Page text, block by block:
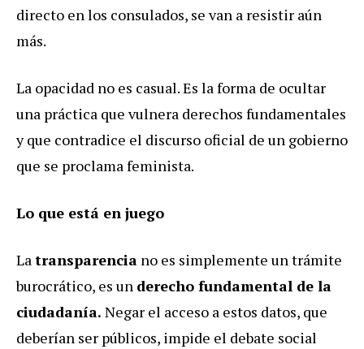
directo en los consulados, se van a resistir aún
más.
La opacidad no es casual. Es la forma de ocultar
una práctica que vulnera derechos fundamentales
y que contradice el discurso oficial de un gobierno
que se proclama feminista.
Lo que está en juego
Latransparencia no es simplemente un trámite
burocrático, es un derecho fundamental de la
ciudadanía. Negar el acceso a estos datos, que
deberían ser públicos, impide el debate social